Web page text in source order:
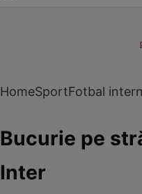
HomeSportFotbal
Bucurie pe
Inter